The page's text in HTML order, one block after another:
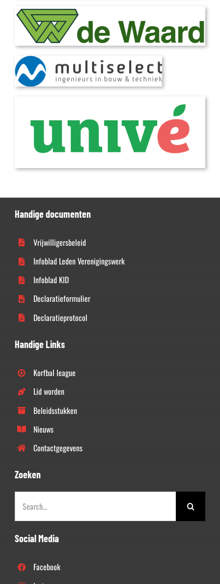
Handige documenten
Vrijwilligersbeleid
Infoblad Leden Verenigingswerk
Infoblad KID
Declaratieformulier
Declaratieprotocol
Handige Links
Korfbal league
Lid worden
Beleidsstukken
Nieuws
Contactgegevens
Zoeken
naar:
Social Media
Facebook